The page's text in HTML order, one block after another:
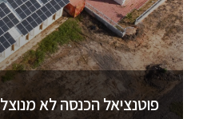
פוטנציאל הכנסה לא מנוצל